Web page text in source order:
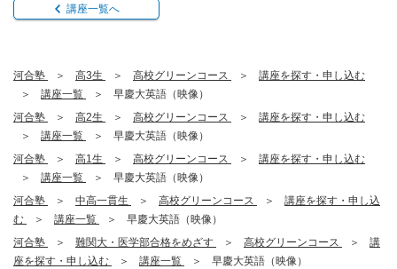
講座一覧へ
河合塾 高3生 高校グリーンコース
講座を探す・申し込む
講座一覧
早慶大英語（映像）
河合塾
高2生 高校グリーンコース
講座を探す・申し込む
講座一覧
早慶大英語（映像）
河合塾
高1生 高校グリーンコース
講座を探す・申し込む
講座一覧
早慶大英語（映像）
河合塾
中高一貫生 高校グリーンコース
講座を探す・申し込
む
講座一覧
早慶大英語（映像）
河合塾
難関大・医学部合格をめざす 高校グリーンコース
講
座を探す・申し込む
講座一覧
早慶大英語（映像）